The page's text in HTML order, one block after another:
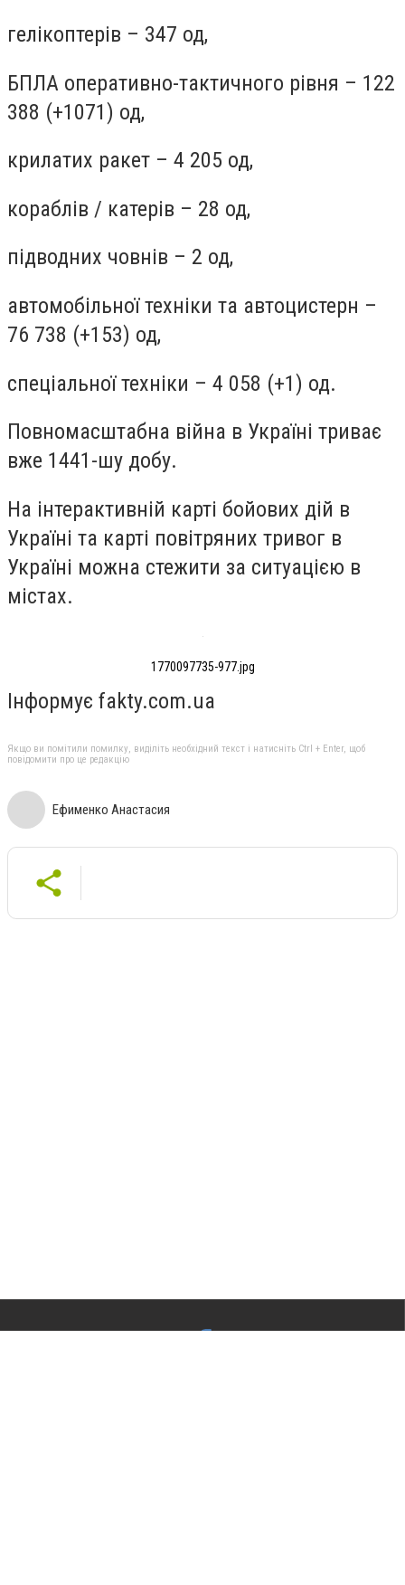
гелікоптерів – 347 од,
БПЛА оперативно-тактичного рівня – 122
388 (+1071) од,
крилатих ракет – 4 205 од,
кораблів / катерів – 28 од,
підводних човнів – 2 од,
автомобільної техніки та автоцистерн –
76 738 (+153) од,
спеціальної техніки – 4 058 (+1) од.
Повномасштабна війна в Україні триває
вже 1441-шу добу.
На інтерактивній карті бойових дій в
Україні та карті повітряних тривог в
Україні можна стежити за ситуацією в
містах.
1770097735-977.jpg
Інформує fakty.com.ua
Якщо ви помітили помилку, виділіть необхідний текст і натисніть Ctrl + Enter, щоб
повідомити про це редакцію
Ефименко Анастасия